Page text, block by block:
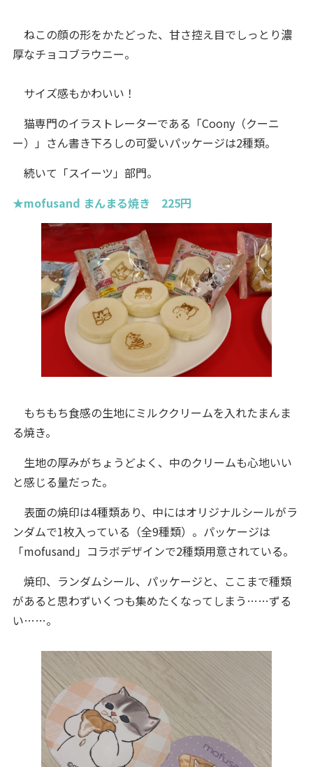
ねこの顔の形をかたどった、甘さ控え目でしっとり濃
厚なチョコブラウニー。
サイズ感もかわいい！
猫専門のイラストレーターである「Coony（クーニ
ー）」さん書き下ろしの可愛いパッケージは2種類。
続いて「スイーツ」部門。
★mofusand まんまる焼き 225円
もちもち食感の生地にミルククリームを入れたまんま
る焼き。
生地の厚みがちょうどよく、中のクリームも心地いい
と感じる量だった。
表面の焼印は4種類あり、中にはオリジナルシールがラ
ンダムで1枚入っている（全9種類）。パッケージは
「mofusand」コラボデザインで2種類用意されている。
焼印、ランダムシール、パッケージと、ここまで種類
があると思わずいくつも集めたくなってしまう……ずる
い……。